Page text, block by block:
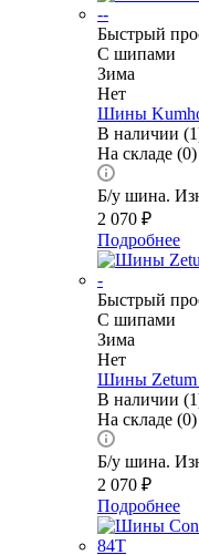
Быстрый
С шипами
Зима
Нет
Шины Kumho
В наличии
На складе (0)
Б/у шина.
2 070 ₽
Подробнее
Быстрый
С шипами
Зима
Нет
Шины Zetum
В наличии
На складе (0)
Б/у шина.
2 070 ₽
Подробнее